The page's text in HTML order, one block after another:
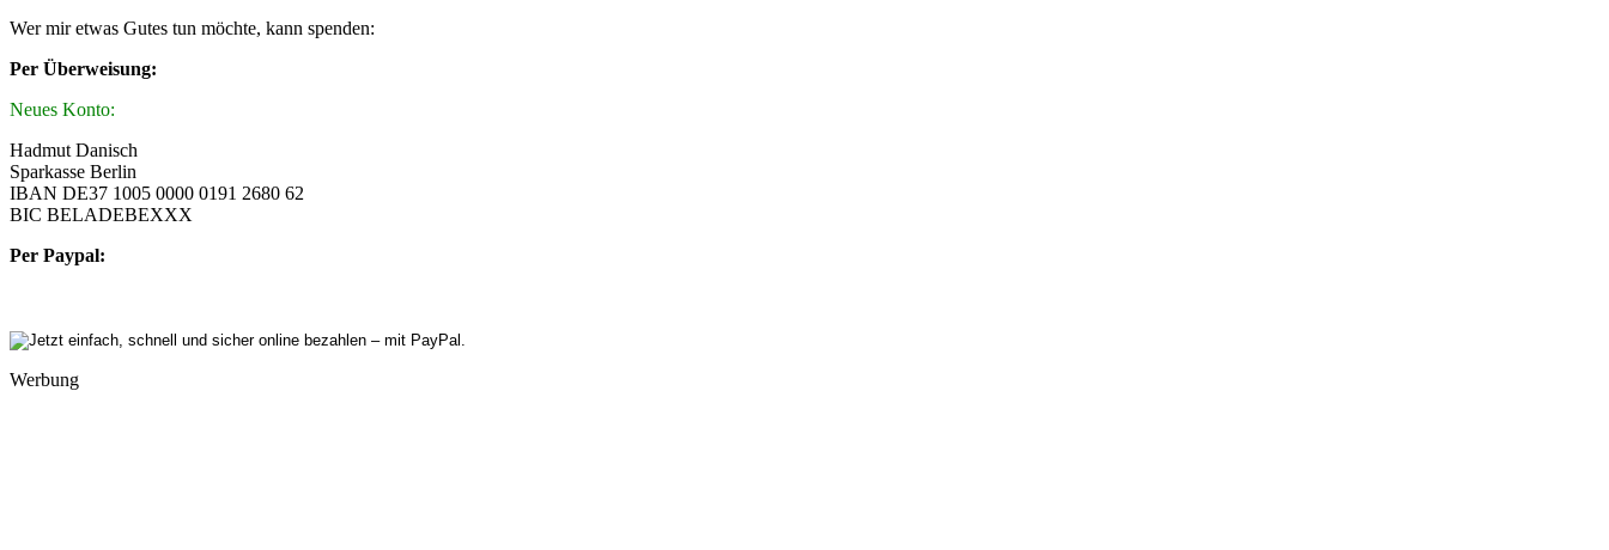
Wer mir etwas Gutes tun möchte, kann spenden:
Per Überweisung:
Neues Konto:
Hadmut Danisch
Sparkasse Berlin
IBAN DE37 1005 0000 0191 2680 62
BIC BELADEBEXXX
Per Paypal:
Werbung